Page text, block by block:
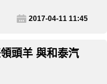
2017-04-11 11:45
頭羊 與和泰汽